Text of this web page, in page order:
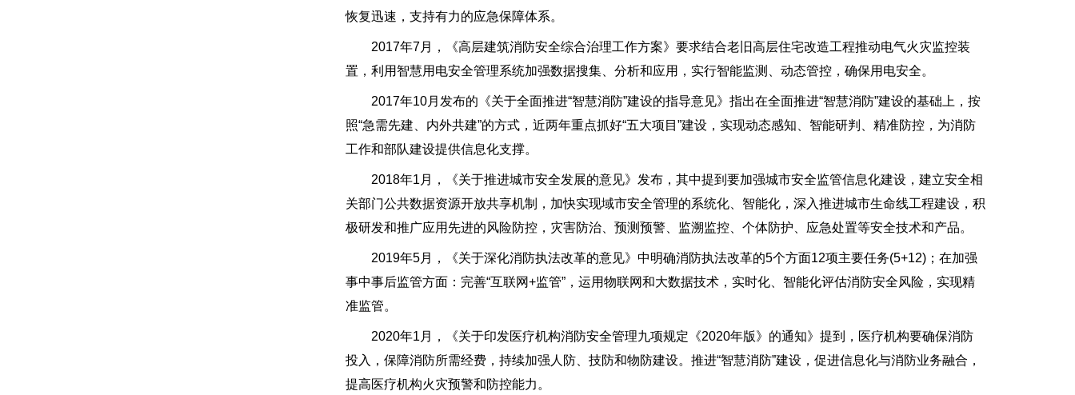
恢复迅速，支持有力的应急保障体系。
2017年7月，《高层建筑消防安全综合治理工作方案》要求结合老旧高层住宅改造工程推动电气火灾监控装
置，利用智慧用电安全管理系统加强数据搜集、分析和应用，实行智能监测、动态管控，确保用电安全。
2017年10月发布的《关于全面推进“智慧消防”建设的指导意见》指出在全面推进“智慧消防”建设的基础上，按
照“急需先建、内外共建”的方式，近两年重点抓好“五大项目”建设，实现动态感知、智能研判、精准防控，为消防
工作和部队建设提供信息化支撑。
2018年1月，《关于推进城市安全发展的意见》发布，其中提到要加强城市安全监管信息化建设，建立安全相
关部门公共数据资源开放共享机制，加快实现域市安全管理的系统化、智能化，深入推进城市生命线工程建设，积
极研发和推广应用先进的风险防控，灾害防治、预测预警、监溯监控、个体防护、应急处置等安全技术和产品。
2019年5月，《关于深化消防执法改革的意见》中明确消防执法改革的5个方面12项主要任务(5+12)；在加强
事中事后监管方面：完善“互联网+监管”，运用物联网和大数据技术，实时化、智能化评估消防安全风险，实现精
准监管。
2020年1月，《关于印发医疗机构消防安全管理九项规定《2020年版》的通知》提到，医疗机构要确保消防
投入，保障消防所需经费，持续加强人防、技防和物防建设。推进“智慧消防”建设，促进信息化与消防业务融合，
提高医疗机构火灾预警和防控能力。